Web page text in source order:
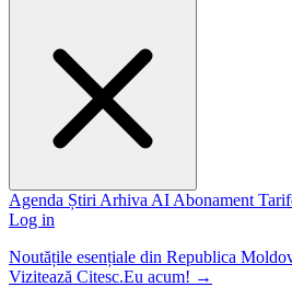
Agenda Știri Arhiva AI Abonament
Log in
Noutățile esențiale din Republica
Vizitează Citesc.Eu acum! →